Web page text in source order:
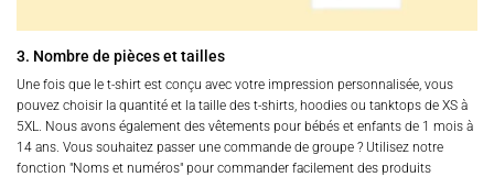
3. Nombre de pièces et tailles
Une fois que le t-shirt est conçu avec votre impression personnalisée, vous
pouvez choisir la quantité et la taille des t-shirts, hoodies ou tanktops de XS à
5XL. Nous avons également des vêtements pour bébés et enfants de 1 mois à
14 ans. Vous souhaitez passer une commande de groupe ? Utilisez notre
fonction "Noms et numéros" pour commander facilement des produits